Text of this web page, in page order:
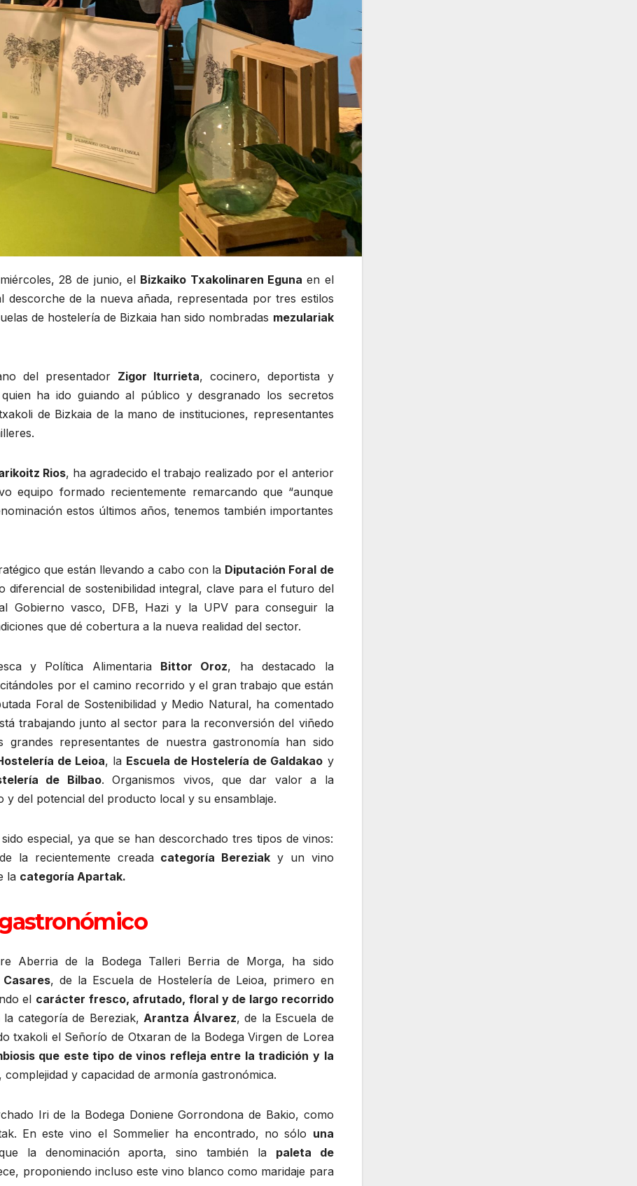
28 de junio, el Bizkaiko Txakolinaren Eguna en el
descorche de la nueva añada, representada por tres estilos
de hostelería de Bizkaia han sido nombradas mezulariak
del presentador Zigor Iturrieta, cocinero, deportista y
ha ido guiando al público y desgranado los secretos
de Bizkaia de la mano de instituciones, representantes
Rios, ha agradecido el trabajo realizado por el anterior
equipo formado recientemente remarcando que “aunque
estos últimos años, tenemos también importantes
que están llevando a cabo con la Diputación Foral de
diferencial de sostenibilidad integral, clave para el futuro del
Gobierno vasco, DFB, Hazi y la UPV para conseguir la
que dé cobertura a la nueva realidad del sector.
y Política Alimentaria Bittor Oroz, ha destacado la
por el camino recorrido y el gran trabajo que están
Foral de Sostenibilidad y Medio Natural, ha comentado
trabajando junto al sector para la reconversión del viñedo
grandes representantes de nuestra gastronomía han sido
de Leioa, la Escuela de Hostelería de Galdakao y
de Bilbao. Organismos vivos, que dar valor a la
y del potencial del producto local y su ensamblaje.
especial, ya que se han descorchado tres tipos de vinos:
de la recientemente creadacategoría Bereziaky un vino
la categoría Apartak.
Aberria de la Bodega Talleri Berria de Morga, ha sido
, de la Escuela de Hostelería de Leioa, primero en
el carácter fresco, afrutado, floral y de largo recorrido
categoría de Bereziak, Arantza Álvarez, de la Escuela de
txakoli el Señorío de Otxaran de la Bodega Virgen de Lorea
que este tipo de vinos refleja entre la tradición y la
y capacidad de armonía gastronómica.
Iri de la Bodega Doniene Gorrondona de Bakio, como
En este vino el Sommelier ha encontrado, no sólo una
la denominación aporta, sino también la paleta de
proponiendo incluso este vino blanco como maridaje para